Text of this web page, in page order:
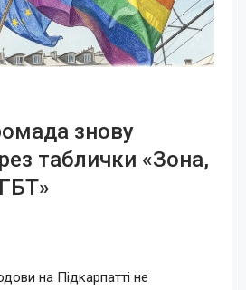
знову
таблички «Зона,
на Підкарпатті не